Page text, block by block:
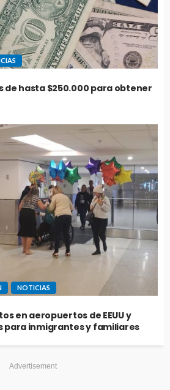
de hasta $250.000 para obtener
NOTICIAS
en aeropuertos de EEUU y
para inmigrantes y familiares
Advertisement